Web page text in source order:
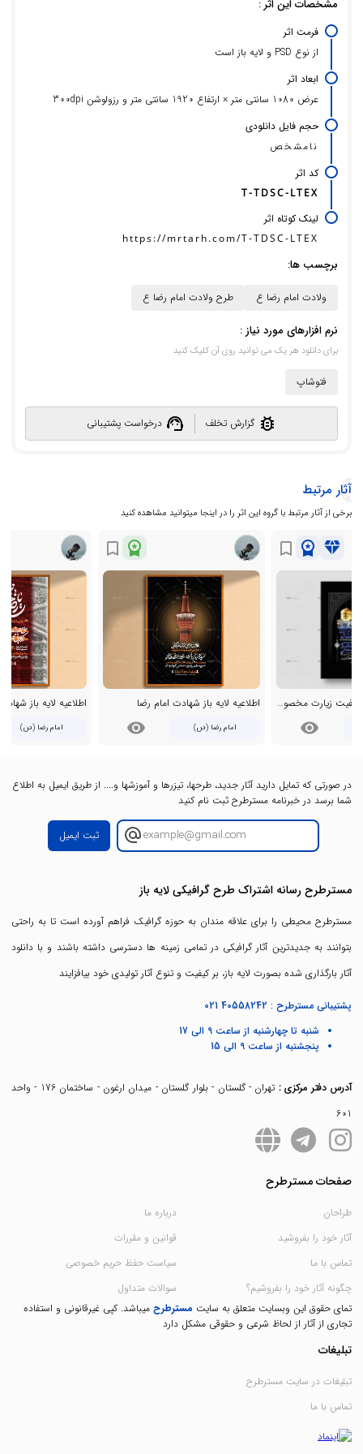
مشخصات این اثر :
فرمت اثر
از نوع PSD و لایه باز است
ابعاد اثر
عرض 1080 سانتی متر × ارتفاع 1920 سانتی متر و رزولوشن 300dpi
حجم فایل دانلودی
نامشخص
کد اثر
T-TDSC-LTEX
لینک کوتاه اثر
https://mrtarh.com/T-TDSC-LTEX
برچسب ها:
ولادت امام رضا ع طرح ولادت امام رضا ع
نرم افزارهای مورد نیاز :
برای دانلود هر یک می توانید روی آن کلیک کنید
فتوشاپ
bug_report گزارش تخلف support_agent درخواست پشتیبانی
آثار مرتبط
برخی از آثار مرتبط با گروه این اثر را در اینجا میتوانید مشاهده کنید
diamond
workspace_premium
bookmark_border
اطلاعیه لایه باز و باکیفیت زیارت مخصوص امام رضا (ع) + استوری
visibility
workspace_premium
bookmark_border
اطلاعیه لایه باز شهادت امام رضا
امام رضا (ص) visibility
اطلاعیه لایه باز
امام رضا (ص)
در صورتی که تمایل دارید آثار جدید، طرحها، تیزرها و آموزشها و.... از طریق ایمیل به اطلاع
شما برسد در خبرنامه مسترطرح ثبت نام کنید
ثبت ایمیل
مسترطرح رسانه اشتراک طرح گرافیکی لایه باز
مسترطرح محیطی را برای علاقه مندان به حوزه گرافیک فراهم آورده است تا به راحتی
بتوانند به جدیدترین آثار گرافیکی در تمامی زمینه ها دسترسی داشته باشند و با دانلود
آثار بارگذاری شده بصورت لایه باز، بر کیفیت و تنوع آثار تولیدی خود بیافزایند
پشتیبانی مسترطرح : 021 40558242
شنبه تا چهارشنبه از ساعت 9 الی 17
پنجشنبه از ساعت 9 الی 15
آدرس دفتر مرکزی :
تهران - گلستان - بلوار گلستان - میدان ارغون - ساختمان 176 - واحد
601
صفحات مسترطرح
طراحان
آثار خود را بفروشید
تماس با ما
چگونه آثار خود را بفروشیم؟
درباره ما
قوانین و مقررات
سیاست حفظ حریم خصوصی
سوالات متداول
تمای حقوق این وبسایت متعلق به سایت مسترطرح میباشد. کپی غیرقانونی و استفاده
تجاری از آثار از لحاظ شرعی و حقوقی مشکل دارد
تبلیغات
تبلیغات در سایت مسترطرح
تماس با ما